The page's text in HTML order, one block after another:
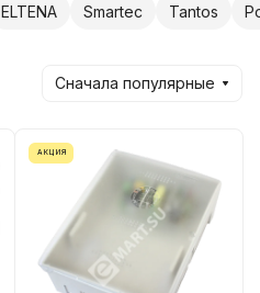
ELTENA Smartec Tantos
Сначала популярные
АКЦИЯ